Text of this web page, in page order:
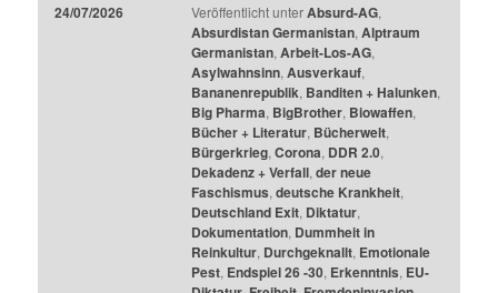
24/07/2026 Veröffentlicht unter Absurd-AG,
Absurdistan Germanistan, Alptraum
Germanistan, Arbeit-Los-AG,
Asylwahnsinn, Ausverkauf,
Bananenrepublik, Banditen + Halunken,
Big Pharma, BigBrother, Biowaffen,
Bücher + Literatur, Bücherwelt,
Bürgerkrieg, Corona, DDR 2.0,
Dekadenz + Verfall, der neue
Faschismus, deutsche Krankheit,
Deutschland Exit, Diktatur,
Dokumentation, Dummheit in
Reinkultur, Durchgeknallt, Emotionale
Pest, Endspiel 26 -30, Erkenntnis, EU-